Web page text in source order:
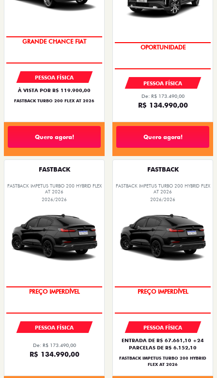
ÚLTIMAS UNIDADES
PESSOA FÍSICA
À VISTA POR R$ 119.900,00
FASTBACK TURBO 200 FLEX AT 2026
Quero agora!
GRANDE CHANCE FIAT
PESSOA FÍSICA
De: R$ 173.490,00
R$ 134.990,00
Quero agora!
FASTBACK
FASTBACK IMPETUS TURBO 200 HYBRID FLEX
AT 2026
2026/2026
OPORTUNIDADE
PESSOA FÍSICA
De: R$ 173.490,00
R$ 134.990,00
FASTBACK
FASTBACK IMPETUS TURBO 200 HYBRID FLEX
AT 2026
2026/2026
OPORTUNIDADE
PESSOA FÍSICA
ENTRADA DE R$ 67.661,10 +24
PARCELAS DE R$ 6.152,10
FASTBACK IMPETUS TURBO 200 HYBRID
FLEX AT 2026